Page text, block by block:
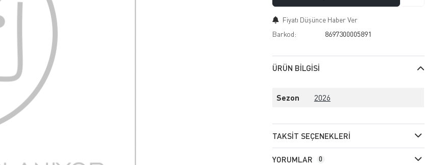
Fiyatı Düşünce Haber Ver
Barkod:
8697300005891
ÜRÜN BILGISI
Sezon 2026
TAKSIT SEÇENEKLERI
YORUMLAR 0